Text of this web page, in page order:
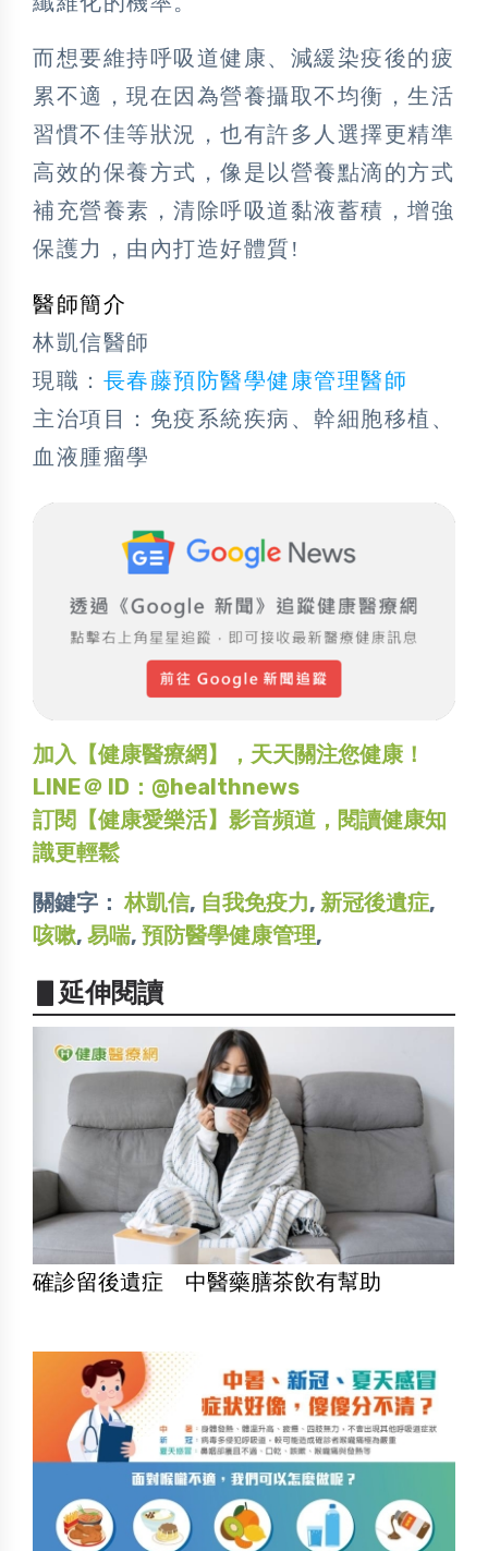
而想要維持呼吸道健康、減緩染疫後的疲
累不適，現在因為營養攝取不均衡，生活
習慣不佳等狀況，也有許多人選擇更精準
高效的保養方式，像是以營養點滴的方式
補充營養素，清除呼吸道黏液蓄積，增強
保護力，由內打造好體質!
醫師簡介
林凱信醫師
現職： 長春藤預防醫學健康管理醫師
主治項目：免疫系統疾病、幹細胞移植、
血液腫瘤學
加入【健康醫療網】，天天關注您健康！
LINE＠ ID：@healthnews
訂閱【健康愛樂活】影音頻道，閱讀健康知
識更輕鬆
關鍵字：林凱信, 自我免疫力, 新冠後遺症,
咳嗽, 易喘, 預防醫學健康管理,
▋延伸閱讀
確診留後遺症 中醫藥膳茶飲有幫助